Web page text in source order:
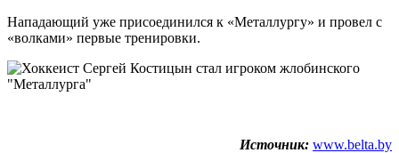
Нападающий уже присоединился к «Металлургу» и провел с
«волками» первые тренировки.
Источник: www.belta.by